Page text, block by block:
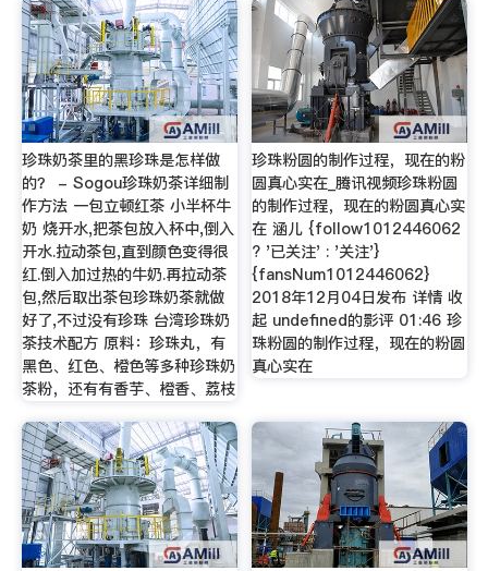
珍珠奶茶里的黑珍珠是怎样做
的？ - Sogou珍珠奶茶详细制
作方法 一包立顿红茶 小半杯牛
奶 烧开水,把茶包放入杯中,倒入
开水.拉动茶包,直到颜色变得很
红.倒入加过热的牛奶.再拉动茶
包,然后取出茶包珍珠奶茶就做
好了,不过没有珍珠 台湾珍珠奶
茶技术配方 原料：珍珠丸，有
黑色、红色、橙色等多种珍珠奶
茶粉，还有有香芋、橙香、荔枝
珍珠粉圆的制作过程，现在的粉
圆真心实在_腾讯视频珍珠粉圆
的制作过程，现在的粉圆真心实
在 涵儿 {follow1012446062
? '已关注' : '关注'}
{fansNum1012446062}
2018年12月04日发布 详情 收
起 undefined的影评 01:46 珍
珠粉圆的制作过程，现在的粉圆
真心实在